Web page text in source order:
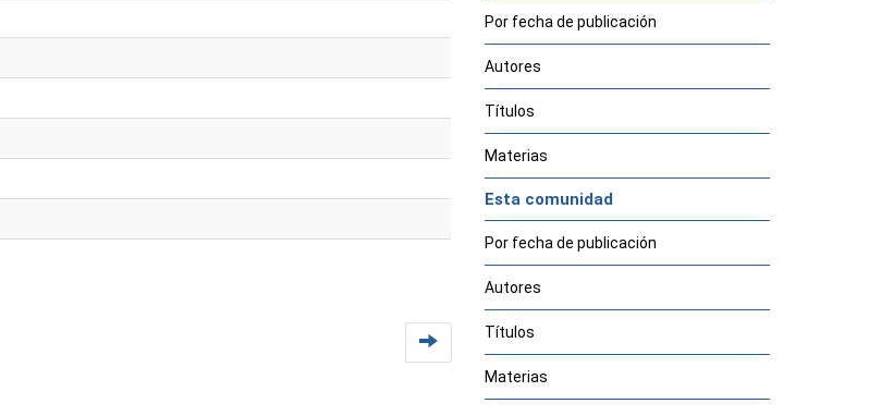
Por fecha de publicación
Autores
Títulos
Materias
Esta comunidad
Por fecha de publicación
Autores
Títulos
Materias